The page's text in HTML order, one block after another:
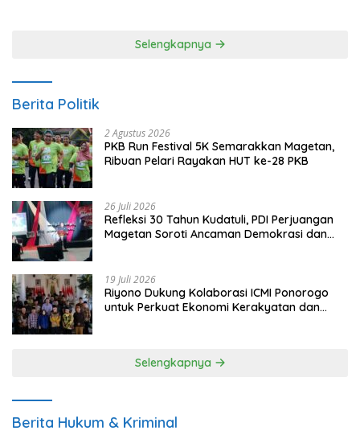
Selengkapnya
Berita Politik
2 Agustus 2026
PKB Run Festival 5K Semarakkan Magetan,
Ribuan Pelari Rayakan HUT ke-28 PKB
26 Juli 2026
Refleksi 30 Tahun Kudatuli, PDI Perjuangan
Magetan Soroti Ancaman Demokrasi dan
19 Juli 2026
Riyono Dukung Kolaborasi ICMI Ponorogo
untuk Perkuat Ekonomi Kerakyatan dan
Selengkapnya
Berita Hukum & Kriminal